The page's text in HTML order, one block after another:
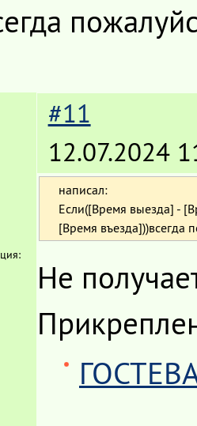
#11
12.07.2024
написал:
Если([Время выезда] -
[Время въезда]))всегда
Не